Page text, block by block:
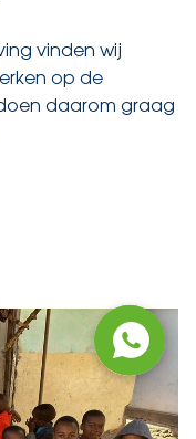
vinden wij
op de
daarom graag